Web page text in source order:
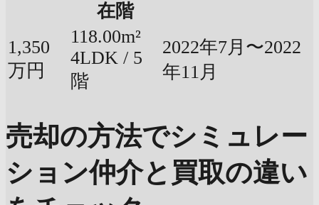
在階
1,350
万円
118.00m²
4LDK / 5
階
2022年7月〜2022
年11月
売却の方法でシミュレー
ション仲介と買取の違い